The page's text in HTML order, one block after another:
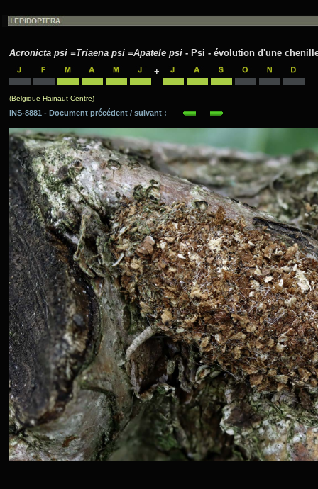
Acronicta psi =Triaena psi =Apatele psi - Psi - évolution d'une
+
(Belgique Hainaut Centre)
INS-8881 - Document précédent / suivant :